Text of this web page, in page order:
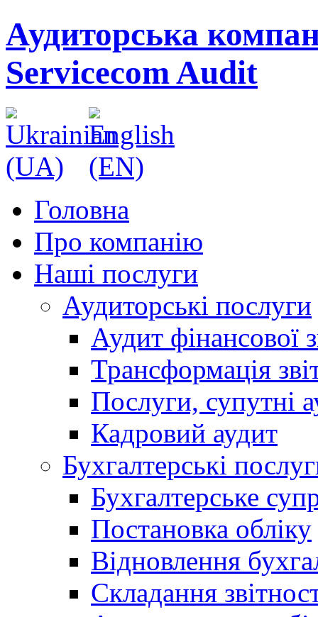
Аудиторська
Servicecom Audit
Головна
Про компанію
Наші послуги
Аудиторські послуги
Аудит фінансової
Трансформація
Послуги, супутні
Кадровий аудит
Бухгалтерські
Бухгалтерське
Постановка обліку
Відновлення
Складання